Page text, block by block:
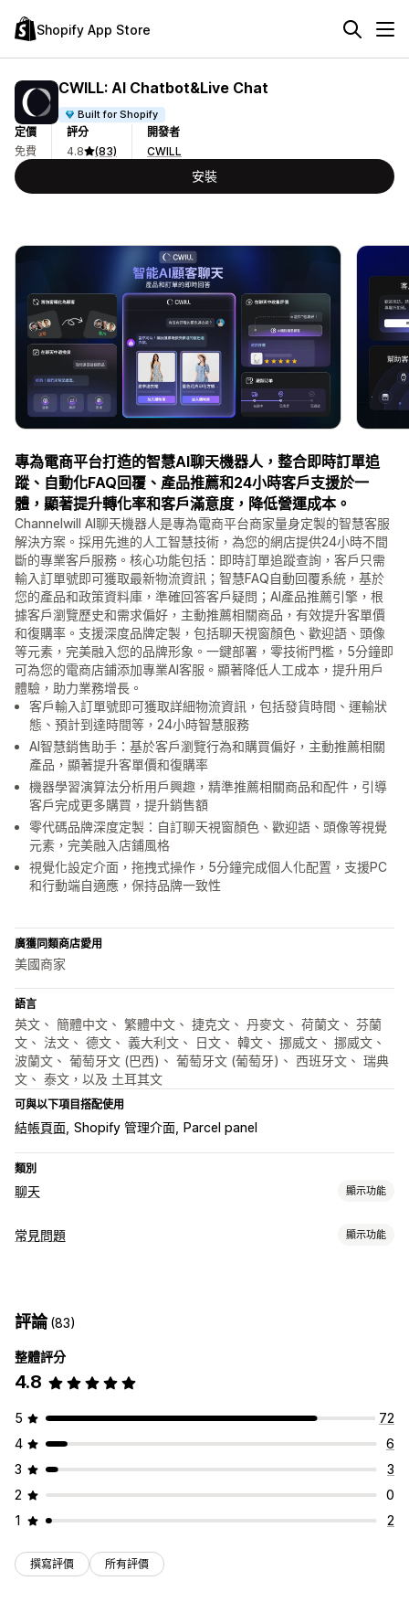
Shopify App Store
CWILL: AI Chatbot&Live Chat
Built for Shopify
定價
免費
評分
4.8
(83)
開發者
CWILL
安裝
專為電商平台打造的智慧AI聊天機器人，整合即時訂單追
蹤、自動化FAQ回覆、產品推薦和24小時客戶支援於一
體，顯著提升轉化率和客戶滿意度，降低營運成本。
Channelwill AI聊天機器人是專為電商平台商家量身定製的智慧客服
解決方案。採用先進的人工智慧技術，為您的網店提供24小時不間
斷的專業客戶服務。核心功能包括：即時訂單追蹤查詢，客戶只需
輸入訂單號即可獲取最新物流資訊；智慧FAQ自動回覆系統，基於
您的產品和政策資料庫，準確回答客戶疑問；AI產品推薦引擎，根
據客戶瀏覽歷史和需求偏好，主動推薦相關商品，有效提升客單價
和復購率。支援深度品牌定製，包括聊天視窗顏色、歡迎語、頭像
等元素，完美融入您的品牌形象。一鍵部署，零技術門檻，5分鐘即
可為您的電商店鋪添加專業AI客服。顯著降低人工成本，提升用戶
體驗，助力業務增長。
客戶輸入訂單號即可獲取詳細物流資訊，包括發貨時間、運輸狀
態、預計到達時間等，24小時智慧服務
AI智慧銷售助手：基於客戶瀏覽行為和購買偏好，主動推薦相關
產品，顯著提升客單價和復購率
機器學習演算法分析用戶興趣，精準推薦相關商品和配件，引導
客戶完成更多購買，提升銷售額
零代碼品牌深度定製：自訂聊天視窗顏色、歡迎語、頭像等視覺
元素，完美融入店鋪風格
視覺化設定介面，拖拽式操作，5分鐘完成個人化配置，支援PC
和行動端自適應，保持品牌一致性
廣獲同類商店愛用
美國商家
語言
英文、 簡體中文、 繁體中文、 捷克文、 丹麥文、 荷蘭文、 芬蘭
文、 法文、 德文、 義大利文、 日文、 韓文、 挪威文、 挪威文、
波蘭文、 葡萄牙文 (巴西)、 葡萄牙文 (葡萄牙)、 西班牙文、 瑞典
文、 泰文，以及 土耳其文
可與以下項目搭配使用
結帳頁面 Shopify 管理介面 Parcel panel
類別
聊天 顯示功能
即時傳訊
自訂
指派聊天
常見問題 顯示功能
圖片
多國語言
顯示選項
折疊式功能 自訂範本
評論(83)
整體評分
4.8
5
72
4
6
3
3
2
0
1
2
撰寫評價 所有評價